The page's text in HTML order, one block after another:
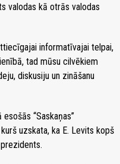
valodas kā otrās valodas
informatīvajai telpai,
tad mūsu cilvēkiem
diskusiju un zināšanu
“Saskaņas”
uzskata, ka E. Levits kopš